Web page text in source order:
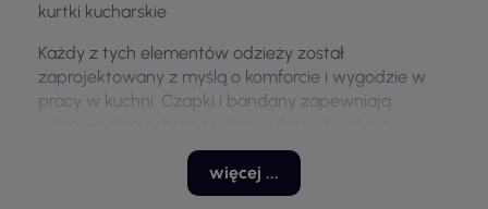
kurtki kucharskie
Każdy z tych elementów odzieży został
zaprojektowany z myślą o komforcie i wygodzie w
pracy w kuchni. Czapki i bandany zapewniają
odzież przed zabrudzeniami, a spodnie i bluzy
oferują swobodę ruchów. Wykorzystanie materiałów
odpornych na plamy oraz praktycznych rozwiązań,
więcej ...